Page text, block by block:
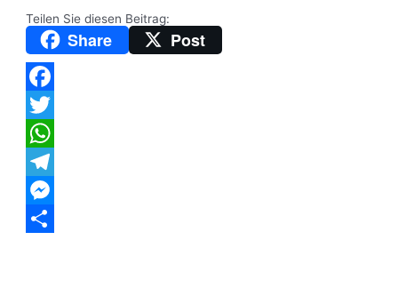
Teilen Sie diesen Beitrag:
Share Post
Facebook
Twitter
WhatsApp
Telegram
Messenger